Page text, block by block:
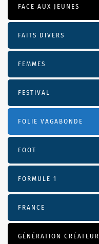
FACE AUX JEUNES
FAITS DIVERS
FEMMES
FESTIVAL
FOLIE VAGABONDE
FOOT
FORMULE 1
FRANCE
GÉNÉRATION CRÉATEUR